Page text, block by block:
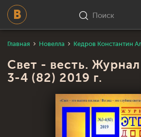
Поиск
Главная Новелла Кедров Константин
Свет - весть.
3-4 (82) 2019 г.